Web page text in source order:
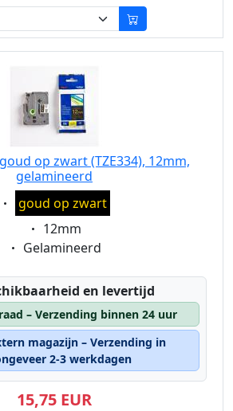
op zwart (TZE334), 12mm,
gelamineerd
Eigenschaft:
goud op zwart
Eigenschaft:
12mm
Eigenschaft:
Gelamineerd
en levertijd
– Verzending binnen 24 uur
magazijn – Verzending in
2-3 werkdagen
15,75 EUR